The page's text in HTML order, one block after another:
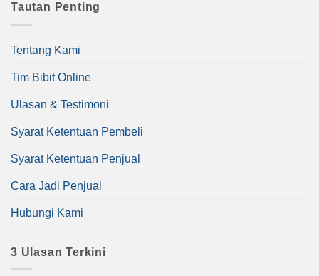
Tautan Penting
Tentang Kami
Tim Bibit Online
Ulasan & Testimoni
Syarat Ketentuan Pembeli
Syarat Ketentuan Penjual
Cara Jadi Penjual
Hubungi Kami
3 Ulasan Terkini